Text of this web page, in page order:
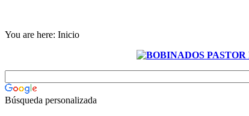
You are here: Inicio
Búsqueda personalizada